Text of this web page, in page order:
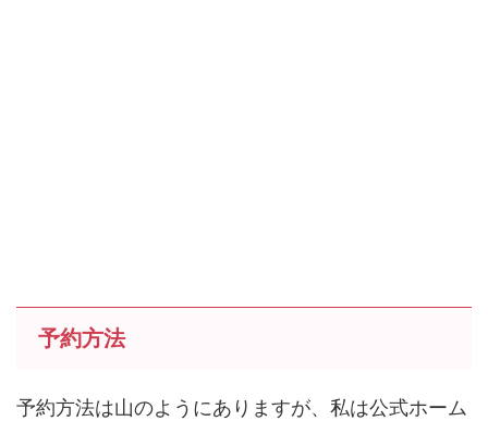
予約方法
予約方法は山のようにありますが、私は公式ホーム